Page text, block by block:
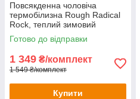
Повсякденна чоловіча
термобілизна Rough Radical
Rock, теплий зимовий
комплект
Готово до відправки
1 349 ₴/комплект
1 549 ₴/комплект
Купити